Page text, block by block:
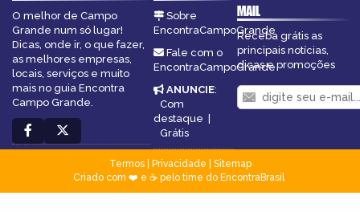
O melhor de Campo
Grande num só lugar!
Dicas, onde ir, o que fazer,
as melhores empresas,
locais, serviços e muito
mais no guia Encontra
Campo Grande.
Sobre
EncontraCampoGrande
Fale com o
EncontraCampoGrande
ANUNCIE:
Com
destaque |
Grátis
MAIL
Receba grátis as
principais notícias,
dicas e promoções
Termos| Privacidade
Sitemap
Criado com ❤️ e ☕ pelo time do EncontraBrasil